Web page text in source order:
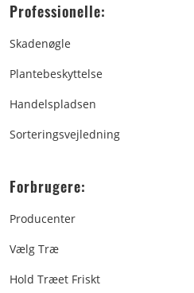
Professionelle:
Skadenøgle
Plantebeskyttelse
Handelspladsen
Sorteringsvejledning
Forbrugere:
Producenter
Vælg Træ
Hold Træet Friskt